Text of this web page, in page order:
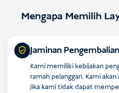
Mengapa Memilih
Jaminan
Kami memiliki kebijakan
ramah pelanggan. Kami
jika kami tidak dapat